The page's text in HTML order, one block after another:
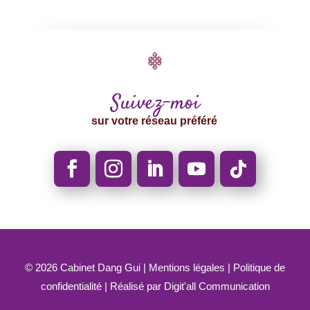
Suivez-moi
sur votre réseau préféré
© 2026 Cabinet Dang Gui | Mentions légales | Politique de
confidentialité| Réalisé par Digit'all Communication